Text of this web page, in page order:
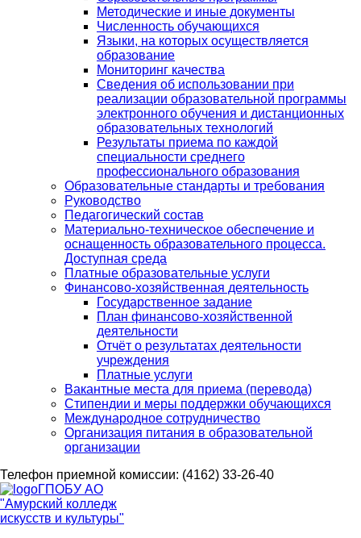
Методические и иные документы
Численность обучающихся
Языки, на которых осуществляется
образование
Мониторинг качества
Сведения об использовании при
реализации образовательной программы
электронного обучения и дистанционных
образовательных технологий
Результаты приема по каждой
специальности среднего
профессионального образования
Образовательные стандарты и требования
Руководство
Педагогический состав
Материально-техническое обеспечение и
оснащенность образовательного процесса.
Доступная среда
Платные образовательные услуги
Финансово-хозяйственная деятельность
Государственное задание
План финансово-хозяйственной
деятельности
Отчёт о результатах деятельности
учреждения
Платные услуги
Вакантные места для приема (перевода)
Стипендии и меры поддержки обучающихся
Международное сотрудничество
Организация питания в образовательной
организации
Телефон приемной комиссии: (4162) 33-26-40
ГПОБУ АО
"Амурский колледж
искусств и культуры"